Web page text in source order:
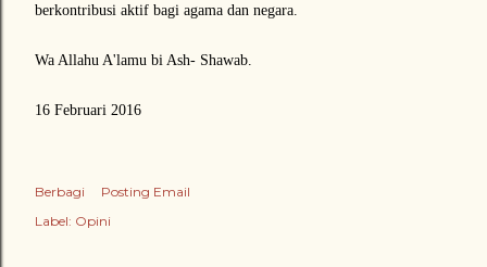
berkontribusi aktif bagi agama dan negara.
Wa Allahu A'lamu bi Ash- Shawab.
16 Februari 2016
Berbagi
Posting Email
Label: Opini